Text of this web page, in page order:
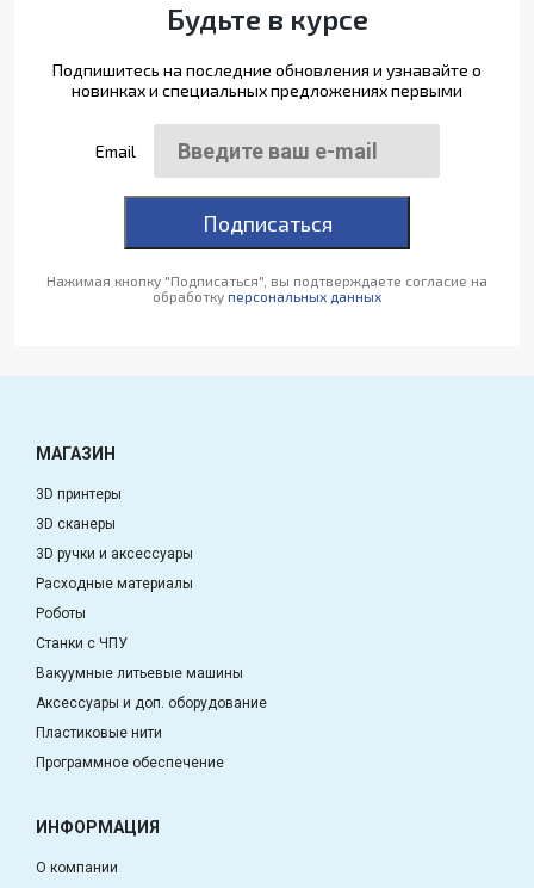
Будьте в курсе
Подпишитесь на последние обновления и узнавайте о
новинках и специальных предложениях первыми
Email
Подписаться
Нажимая кнопку "Подписаться", вы подтверждаете согласие на
обработку персональных данных
МАГАЗИН
3D принтеры
3D сканеры
3D ручки и аксессуары
Расходные материалы
Роботы
Станки с ЧПУ
Вакуумные литьевые машины
Аксессуары и доп. оборудование
Пластиковые нити
Программное обеспечение
ИНФОРМАЦИЯ
О компании